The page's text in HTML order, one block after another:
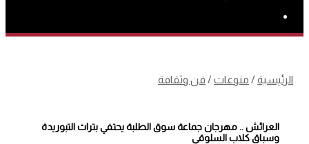
الرئيسية / منوعات / فن وثقافة
العرائش .. مهرجان جماعة سوق الطلبة يحتفي بتراث التبوريدة
وسباق كلاب السلوقي